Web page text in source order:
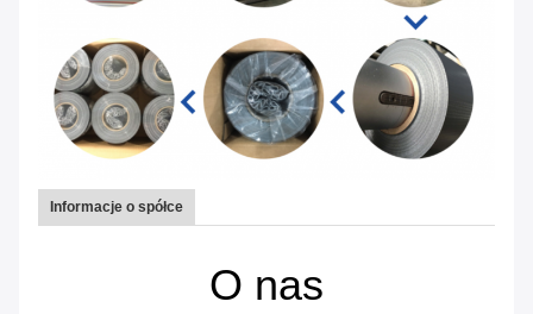
Informacje o spółce
O nas